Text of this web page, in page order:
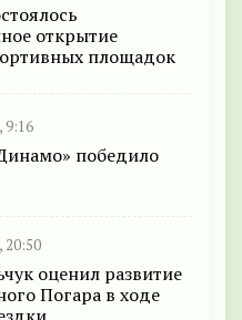
открытие
площадок
9:16
победило
20:50
оценил развитие
Погара в ходе